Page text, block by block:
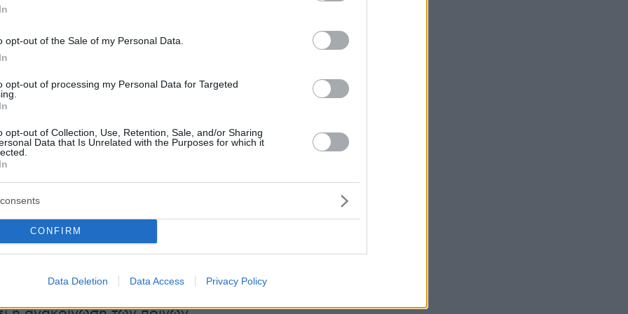
opt-out of the Sale of my Personal Data.
opt-out of processing my Personal Data for Targeted
opt-out of Collection, Use, Retention, Sale, and/or Sharing
Data that Is Unrelated with the Purposes for which it
CONFIRM
Data Deletion Data Access Privacy Policy
σήμερα, υιοθετώντας ουσιαστικά την
πρόταση, έκρινε ομόφωνα ενόχους τον
και σε απόπειρα, τη σύζυγό του και τον
απλή συνέργεια σε ανθρωποκτονία με
μοιραίου μηχανήματος για θανατηφόρα
σε κίνδυνο.
σε εξέλιξη και σε λίγη ώρα αναμένεται η